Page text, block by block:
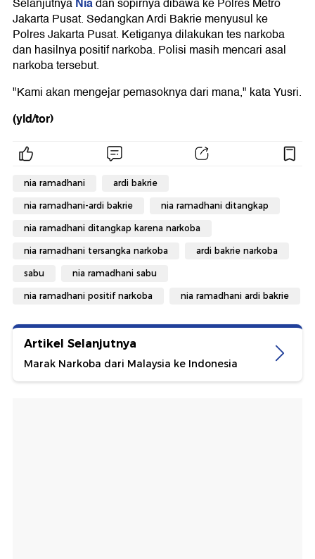
Jakarta Pusat. Sedangkan Ardi Bakrie menyusul ke
Polres Jakarta Pusat. Ketiganya dilakukan tes narkoba
dan hasilnya positif narkoba. Polisi masih mencari asal
narkoba tersebut.
"Kami akan mengejar pemasoknya dari mana," kata Yusri.
(yld/tor)
nia ramadhani ardi bakrie
nia ramadhani-ardi bakrie nia ramadhani ditangkap
nia ramadhani ditangkap karena narkoba
nia ramadhani tersangka narkoba ardi bakrie narkoba
sabu nia ramadhani sabu
nia ramadhani positif narkoba nia ramadhani ardi bakrie
Artikel Selanjutnya
Marak Narkoba dari Malaysia ke Indonesia